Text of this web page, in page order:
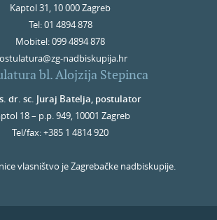
Kaptol 31, 10 000 Zagreb
Tel: 01 4894 878
Mobitel: 099 4894 878
nadbiskupija.hr
bl. Alojzija Stepinca
dr. sc. Juraj Batelja, postulator
18 – p.p. 949, 10001 Zagreb
Tel/fax: +385 1 4814 920
vlasništvo je Zagrebačke nadbiskupije.